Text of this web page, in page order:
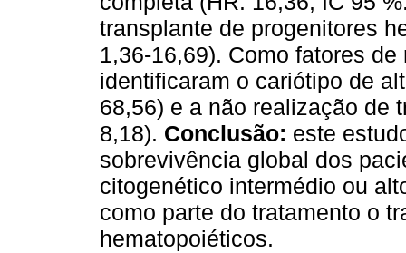
transplante de progenitores
1,36-16,69). Como fatores
identificaram o cariótipo de
68,56) e a não realização de
8,18). Conclusão: este
sobrevivência global dos
citogenético intermédio ou
como parte do tratamento o
hematopoiéticos.